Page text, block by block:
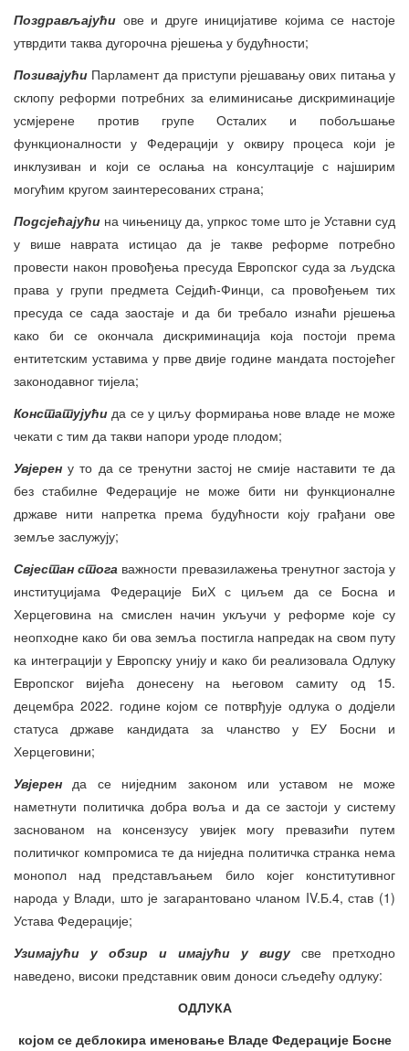
Поздрављајући ове и друге иницијативе којима се настоје
утврдити таква дугорочна рјешења у будућности;
Позивајући Парламент да приступи рјешавању ових питања у
склопу реформи потребних за елиминисање дискриминације
усмјерене против групе Осталих и побољшање
функционалности у Федерацији у оквиру процеса који је
инклузиван и који се ослања на консултације с најширим
могућим кругом заинтересованих страна;
Подсјећајући на чињеницу да, упркос томе што је Уставни суд
у више наврата истицао да је такве реформе потребно
провести након провођења пресуда Европског суда за људска
права у групи предмета Сејдић-Финци, са провођењем тих
пресуда се сада заостаје и да би требало изнаћи рјешења
како би се окончала дискриминација која постоји према
ентитетским уставима у прве двије године мандата постојећег
законодавног тијела;
Констатујући да се у циљу формирања нове владе не може
чекати с тим да такви напори уроде плодом;
Увјерену то да се тренутни застој не смије наставити те да
без стабилне Федерације не може бити ни функционалне
државе нити напретка према будућности коју грађани ове
земље заслужују;
Свјестан стога важности превазилажења тренутног застоја у
институцијама Федерације БиХ с циљем да се Босна и
Херцеговина на смислен начин укључи у реформе које су
неопходне како би ова земља постигла напредак на свом путу
ка интеграцији у Европску унију и како би реализовала Одлуку
Европског вијећа донесену на његовом самиту од 15.
децембра 2022. године којом се потврђује одлука о додјели
статуса државе кандидата за чланство у ЕУ Босни и
Херцеговини;
Увјерен да се ниједним законом или уставом не може
наметнути политичка добра воља и да се застоји у систему
заснованом на консензусу увијек могу превазићи путем
политичког компромиса те да ниједна политичка странка нема
монопол над представљањем било којег конститутивног
народа у Влади, што је загарантовано чланом IV.Б.4, став (1)
Устава Федерације;
Узимајући у обзир и имајући у виду све претходно
наведено, високи представник овим доноси сљедећу одлуку:
ОДЛУКА
којом се деблокира именовање Владе Федерације Босне